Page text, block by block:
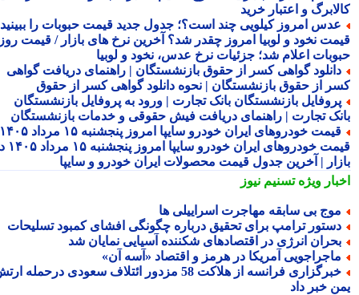
و اعتبار خرید
امروز کیلویی چند است؟؛ جدول جدید قیمت حبوبات را ببینید /
نخود و لوبیا امروز چقدر شد؟ آخرین نرخ های بازار / قیمت روز
اعلام شد؛ جزئیات نرخ عدس، نخود و لوبیا
گواهی کسر از حقوق بازنشستگان | راهنمای دریافت گواهی
از حقوق بازنشستگان | نحوه دانلود گواهی کسر از حقوق
بازنشستگان بانک تجارت | ورود به پروفایل بازنشستگان
تجارت | راهنمای دریافت فیش حقوقی و خدمات بازنشستگان
قیمت خودروهای ایران خودرو سایپا امروز پنجشنبه ۱۵ مرداد ۱۴۰۵ |
قیمت خودروهای ایران خودرو سایپا امروز پنجشنبه ۱۵ مرداد ۱۴۰۵ در
| آخرین جدول قیمت محصولات ایران خودرو و سایپا
ویژهتسنیم نیوز
بی سابقه مهاجرت اسراییلی ها
ترامپ برای تحقیق درباره چگونگی افشای کمبود تسلیحات
انرژی در اقتصادهای شکننده آسیایی نمایان شد
آمریکا در هرمز و اقتصاد «آسه آن»
خبرگزاری فرانسه از هلاکت 58 مزدور ائتلاف سعودی درحمله ارتش
خبر داد